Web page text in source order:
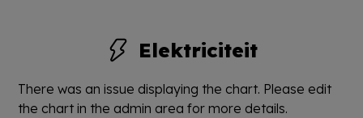
Elektriciteit
There was an issue displaying the chart. Please edit
the chart in the admin area for more details.